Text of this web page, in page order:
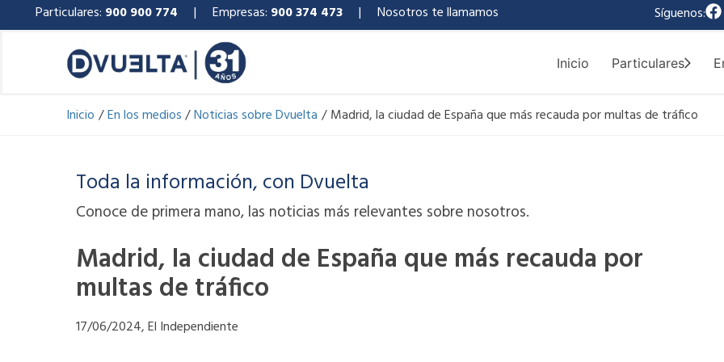
al
Particulares: 900 900 774 | Empresas: 900 374 473| Nosotros te llamamos Síguenos: F
a
e
b
Inicio Particulares
Inicio En los medios Noticias sobre Dvuelta Madrid, la ciudad de España que más recauda por multas de tráfico
Toda la información, con Dvuelta
Conoce de primera mano, las noticias más relevantes sobre nosotros.
Madrid, la ciudad de España que más recauda por
multas de tráfico
17/06/2024, El Independiente